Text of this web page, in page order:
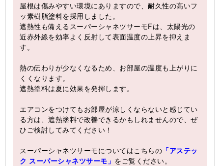
屋根は傷みやすい環境にありますので、耐久性の高いフ
ッ素樹脂塗料を採用しました。
遮熱性も備えるスーパーシャネツサーモFは、太陽光の
近赤外線を効率よく反射して表面温度の上昇を抑えま
す。
熱の伝わりが少なくなるため、お部屋の温度も上がりに
くくなります。
遮熱塗料は夏に効果を発揮します。
エアコンをつけてもお部屋が涼しくならないと感じてい
る方は、遮熱塗料で改善できるかもしれませんので、ぜ
ひご検討してみてください！
スーパーシャネツサーモについてはこちらの 「アステッ
ク スーパーシャネツサーモ」 をご覧ください。